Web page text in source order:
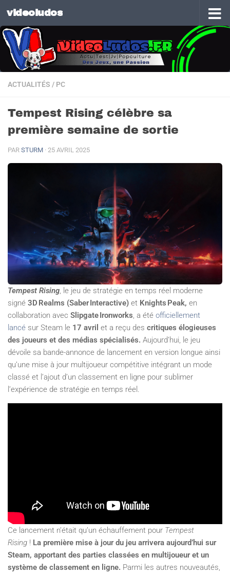
Skip to content
videoludos
ACTUALITÉS / PC
Tempest Rising célèbre sa
première semaine de sortie
PAR STURM · 25 AVRIL 2025
Tempest Rising , le jeu de stratégie en temps réel moderne
signé 3D Realms (Saber Interactive) et Knights Peak, en
collaboration avec Slipgate Ironworks , a été officiellement
lancé sur Steam le 17 avril et a reçu des critiques élogieuses
des joueurs et des médias spécialisés. Aujourd’hui, le jeu
dévoile sa bande-annonce de lancement en version longue ainsi
qu’une mise à jour multijoueur compétitive intégrant un mode
classé et l’ajout d’un classement en ligne pour sublimer
l’expérience de stratégie en temps réel.
Ce lancement n’était qu’un échauffement pour Tempest
Rising ! La première mise à jour du jeu arrivera aujourd’hui sur
Steam, apportant des parties classées en multijoueur et un
système de classement en ligne. Parmi les autres nouveautés,